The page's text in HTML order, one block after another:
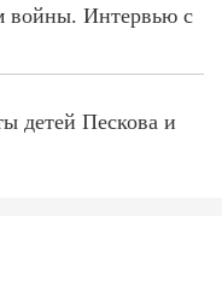
войны. Интервью с
детей Пескова и